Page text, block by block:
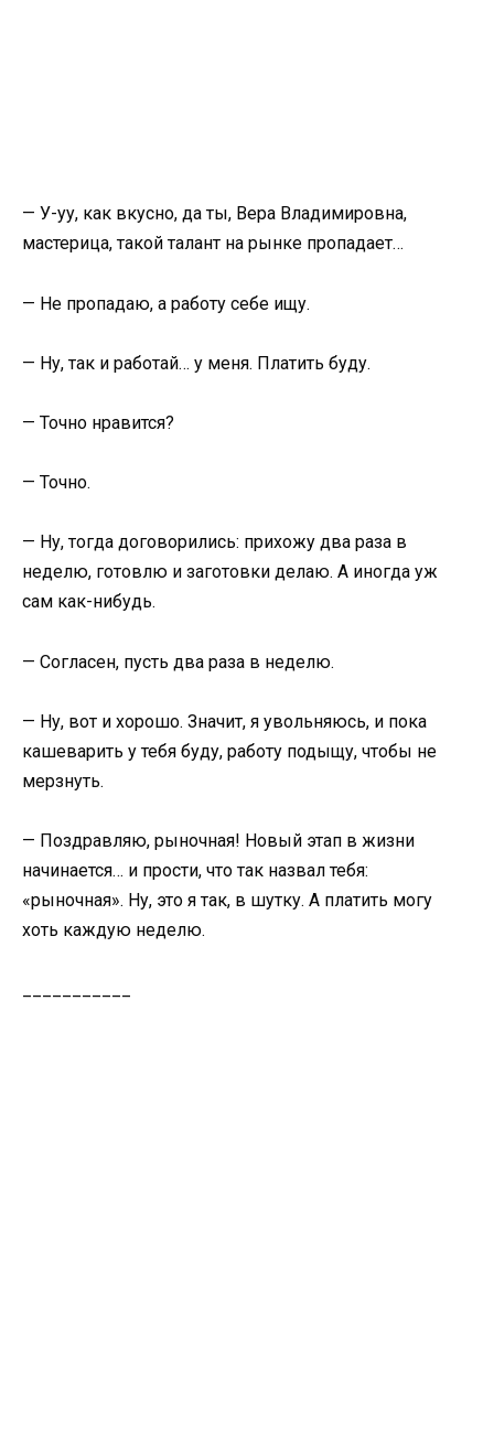
— У-уу, как вкусно, да ты, Вера Владимировна,
мастерица, такой талант на рынке пропадает…
— Не пропадаю, а работу себе ищу.
— Ну, так и работай… у меня. Платить буду.
— Точно нравится?
— Точно.
— Ну, тогда договорились: прихожу два раза в
неделю, готовлю и заготовки делаю. А иногда уж
сам как-нибудь.
— Согласен, пусть два раза в неделю.
— Ну, вот и хорошо. Значит, я увольняюсь, и пока
кашеварить у тебя буду, работу подыщу, чтобы не
мерзнуть.
— Поздравляю, рыночная! Новый этап в жизни
начинается… и прости, что так назвал тебя:
«рыночная». Ну, это я так, в шутку. А платить могу
хоть каждую неделю.